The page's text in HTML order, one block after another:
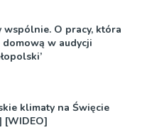
O pracy, która
w audycji
klimaty na Święcie
[WIDEO]